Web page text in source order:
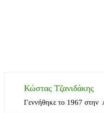
Κώστας Τζανιδάκης
Γεννήθηκε το 1967 στην